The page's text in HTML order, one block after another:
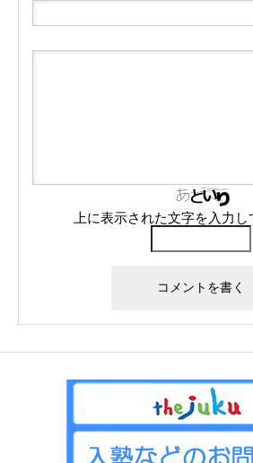
上に表示された文字を入力し